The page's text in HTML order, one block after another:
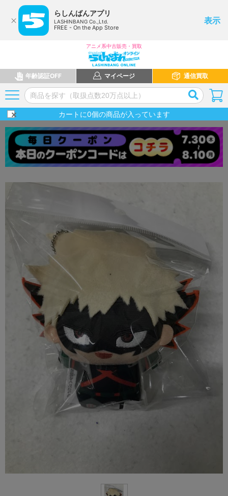
らしんばんアプリ
LASHINBANG Co.,Ltd.
FREE - On the App Store
表示
アニメ系中古販売・買取
年齢認証OFF マイページ 通信買取
カートに0個の商品が入っています